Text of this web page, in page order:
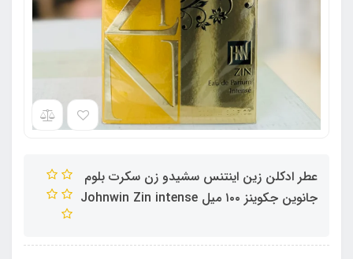
عطر ادکلن زین اینتنس سشیدو زن سکرت بلوم
جانوین جکوینز ١٠٠ میل Johnwin Zin intense